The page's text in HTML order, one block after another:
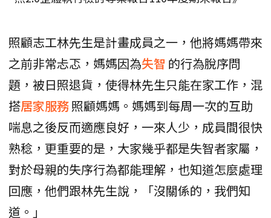
照顧志工林先生是計畫成員之一，他將媽媽帶來
之前非常忐忑，媽媽因為失智 的行為脫序問
題，被日照退貨，使得林先生只能在家工作，混
搭居家服務照顧媽媽。媽媽到每周一次的互助
喘息之後反而適應良好，一來人少，成員間很快
熟稔，更重要的是，大家幾乎都是失智者家屬，
對於母親的失序行為都能理解，也知道怎麼處理
回應，他們跟林先生說，「沒關係的，我們知
道。」